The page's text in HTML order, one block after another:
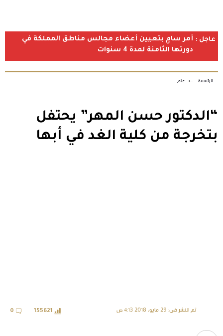
عاجل : أمر سامٍ بتعيين أعضاء مجالس مناطق المملكة في
دورتها الثامنة لمدة 4 سنوات
الرئيسية ← عام
“الدكتور حسن المهر” يحتفل
بتخرجة من كلية الغد في أبها
تم النشر في: 29 مايو، 2018 4:13 ص 155621
0